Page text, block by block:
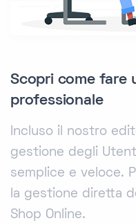
Scopri come fare
professionale
Incluso il nostro
gestione degli
semplice e veloce.
la gestione diretta
Shop Online.